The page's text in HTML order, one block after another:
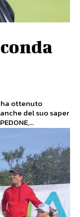
ottenuto
del suo saper